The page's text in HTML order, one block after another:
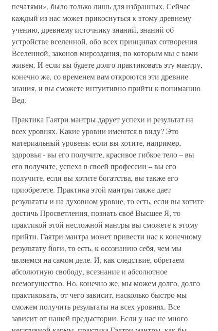
печатями», было только лишь для избранных. Сейчас
каждый из нас может прикоснуться к этому древнему
учению, древнему источнику знаний, знаний об
устройстве вселенной, обо всех принципах сотворения
Вселенной, законов мироздания, по которым мы с вами
живем. И если вы будете долго практиковать эту мантру,
конечно же, со временем вам откроются эти древние
знания, и вы сможете интуитивно прийти к пониманию
Вед.
Практика Гаятри мантры дарует успехи и результат на
всех уровнях. Какие уровни имеются в виду? Это
материальный уровень: если вы хотите, например,
здоровья - вы его получите, красивое гибкое тело – вы
его получите, успеха в своей профессии – вы его
получите, если вы хотите богатства, вы также его
приобретете. Практика этой мантры также дает
результаты и на духовном уровне, то есть, если вы хотите
достичь Просветления, познать своё Высшее Я, то
практикой этой несложной мантры вы сможете к этому
прийти. Гаятри мантра может привести нас к конечному
результату йоги, то есть, к осознанию себя, чем мы
являемся на самом деле. И, как следствие, обретаем
абсолютную свободу, всезнание и абсолютное
всемогущество. Но, конечно же, мы можем долго, долго
практиковать, от чего зависит, насколько быстро мы
сможем получить результаты на всех уровнях. Все
зависит от нашей предыстории. Если у нас не много